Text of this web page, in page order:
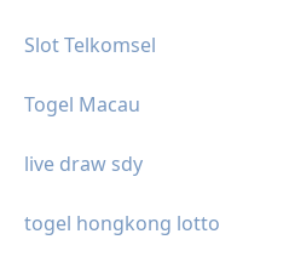
Slot Telkomsel
Togel Macau
live draw sdy
togel hongkong lotto